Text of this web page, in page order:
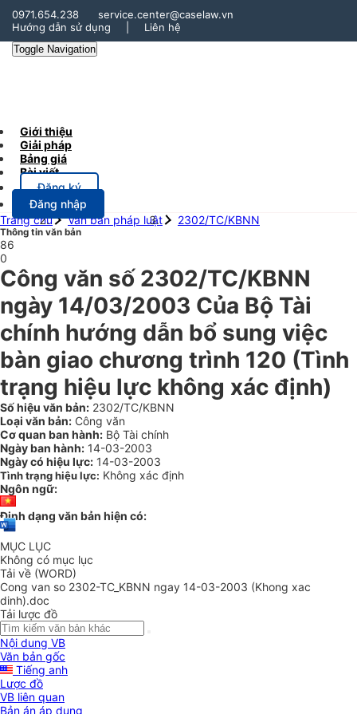
0971.654.238
service.center@caselaw.vn
Hướng dẫn sử dụng
Liên hệ
Toggle Navigation
Giới thiệu
Giải pháp
Bảng giá
Bài viết
Đăng ký
Đăng nhập
Trang chủ
Văn bản pháp luật 2302/TC/KBNN
Thông tin văn bản
86
0
Công văn số 2302/TC/KBNN
ngày 14/03/2003 Của Bộ Tài
chính hướng dẫn bổ sung việc
bàn giao chương trình 120 (Tình
trạng hiệu lực không xác định)
Số hiệu văn bản: 2302/TC/KBNN
Loại văn bản: Công văn
Cơ quan ban hành: Bộ Tài chính
Ngày ban hành: 14-03-2003
Ngày có hiệu lực: 14-03-2003
Tình trạng hiệu lực: Không xác định
Ngôn ngữ:
Định dạng văn bản hiện có:
MỤC LỤC
Không có mục lục
Tải về (WORD)
Cong van so 2302-TC_KBNN ngay 14-03-2003 (Khong xac
dinh).doc
Tải lược đồ
Nội dung VB
Văn bản gốc
Tiếng anh
Lược đồ
VB liên quan
Bản án áp dụng